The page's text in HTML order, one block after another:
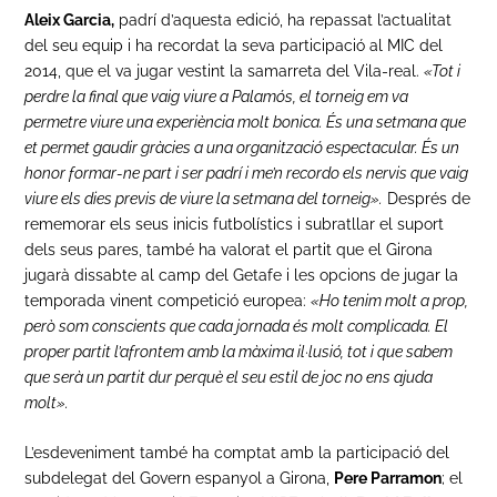
Aleix Garcia,padrí d’aquesta edició, ha repassat l’actualitat
del seu equip i ha recordat la seva participació al MIC del
2014, que el va jugar vestint la samarreta del Vila-real. «Tot i
perdre la final que vaig viure a Palamós, el torneig em va
permetre viure una experiència molt bonica. És una setmana que
et permet gaudir gràcies a una organització espectacular. És un
honor formar-ne part i ser padrí i me’n recordo els nervis que vaig
viure els dies previs de viure la setmana del torneig». Després de
rememorar els seus inicis futbolístics i subratllar el suport
dels seus pares, també ha valorat el partit que el Girona
jugarà dissabte al camp del Getafe i les opcions de jugar la
temporada vinent competició europea: «Ho tenim molt a prop,
però som conscients que cada jornada és molt complicada. El
proper partit l’afrontem amb la màxima il·lusió, tot i que sabem
que serà un partit dur perquè el seu estil de joc no ens ajuda
molt».
L’esdeveniment també ha comptat amb la participació del
subdelegat del Govern espanyol a Girona,
Pere Parramon; el